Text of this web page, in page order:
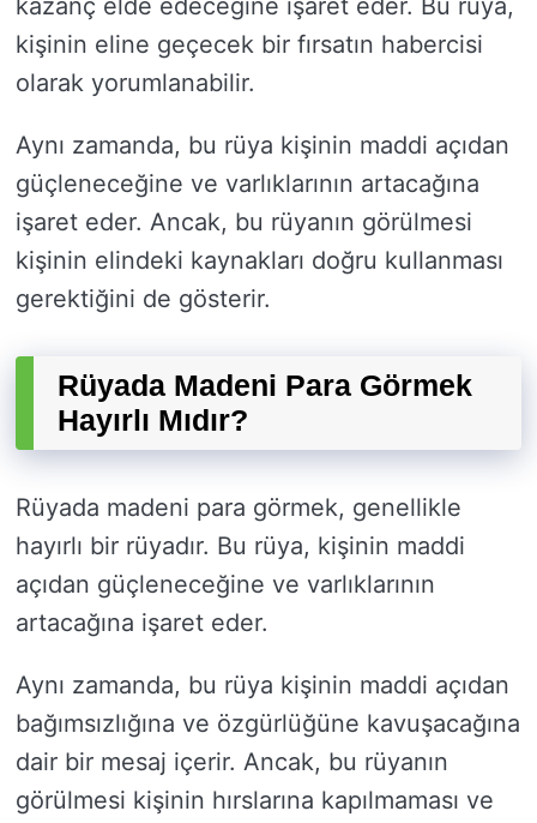
kazanç elde edeceğine işaret eder. Bu rüya,
kişinin eline geçecek bir fırsatın habercisi
olarak yorumlanabilir.
Aynı zamanda, bu rüya kişinin maddi açıdan
güçleneceğine ve varlıklarının artacağına
işaret eder. Ancak, bu rüyanın görülmesi
kişinin elindeki kaynakları doğru kullanması
gerektiğini de gösterir.
Rüyada Madeni Para Görmek
Hayırlı Mıdır?
Rüyada madeni para görmek, genellikle
hayırlı bir rüyadır. Bu rüya, kişinin maddi
açıdan güçleneceğine ve varlıklarının
artacağına işaret eder.
Aynı zamanda, bu rüya kişinin maddi açıdan
bağımsızlığına ve özgürlüğüne kavuşacağına
dair bir mesaj içerir. Ancak, bu rüyanın
görülmesi kişinin hırslarına kapılmaması ve